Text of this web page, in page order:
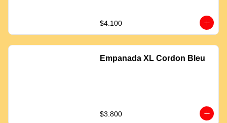
$4.100
Empanada XL Cordon Bleu
$3.800